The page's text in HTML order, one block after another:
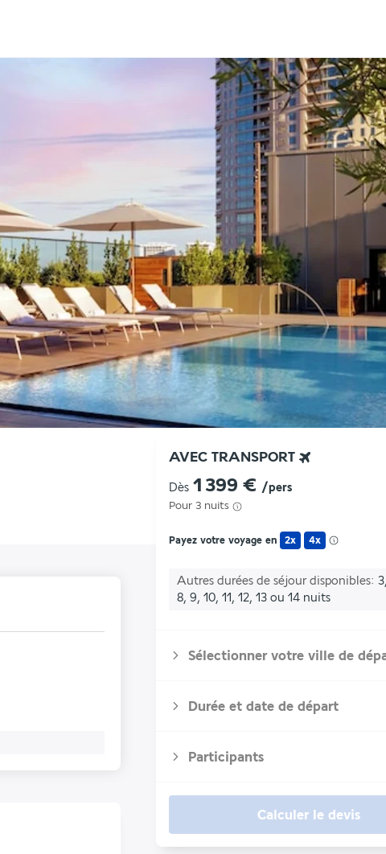
AVEC TRANSPORT
Dès 1 399 € /pers
Pour 3 nuits
Payez votre voyage en 2x 4x
Autres durées de séjour disponibles
8, 9, 10, 11, 12, 13 ou 14 nuits
Sélectionner votre ville de
Durée et date de départ
Participants
Calculer le devis